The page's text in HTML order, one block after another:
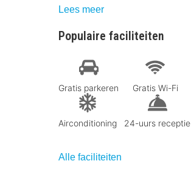
Lees meer
Populaire faciliteiten
Gratis parkeren Gratis Wi-Fi
Airconditioning 24-uurs receptie
Alle faciliteiten